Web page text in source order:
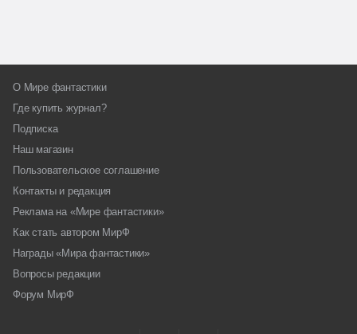
О Мире фантастики
Где купить журнал?
Подписка
Наш магазин
Пользовательское соглашение
Контакты и редакция
Реклама на «Мире фантастики»
Как стать автором МирФ
Награды «Мира фантастики»
Вопросы редакции
Форум МирФ